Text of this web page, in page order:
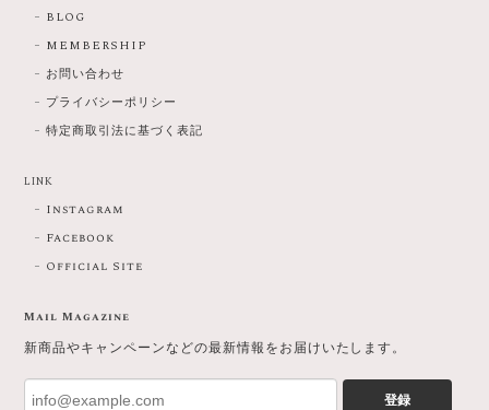
BLOG
MEMBERSHIP
お問い合わせ
プライバシーポリシー
特定商取引法に基づく表記
LINK
Instagram
Facebook
Official Site
Mail Magazine
新商品やキャンペーンなどの最新情報をお届けいたします。
登録